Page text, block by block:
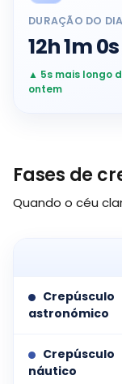
DURAÇÃO DO DIA
12h 1m 0s
▲ 5s mais longo
ontem
Fases de
Quando o céu
Crepúsculo
astronómico
Crepúsculo
náutico